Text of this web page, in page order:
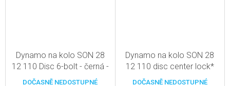
Dynamo na kolo SON 28
12 110 Disc 6-bolt - černá -
32d, pevná osa
DOČASNĚ NEDOSTUPNÉ
Dynamo na kolo SON 28
12 110 disc center lock*
černá 32d, pevná osa
DOČASNĚ NEDOSTUPNÉ